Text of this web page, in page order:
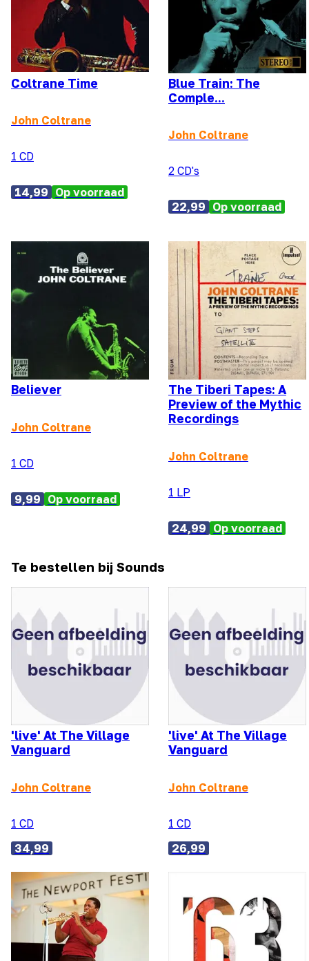
Coltrane Time
John Coltrane
1 CD
14,99 Op voorraad
Blue Train: The
Comple...
John Coltrane
2 CD's
22,99 Op voorraad
Believer
John Coltrane
1 CD
9,99 Op voorraad
The Tiberi Tapes: A
Preview of the Mythic
Recordings
John Coltrane
1 LP
24,99 Op voorraad
Te bestellen bij Sounds
'live' At The Village
Vanguard
John Coltrane
1 CD
34,99
'live' At The Village
Vanguard
John Coltrane
1 CD
26,99